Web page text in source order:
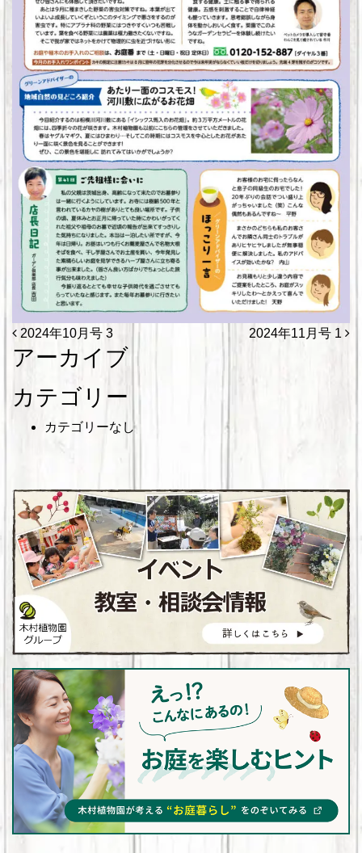
投稿ナビゲーション
2024年10月号 3 2024年11月号 1
アーカイブ
カテゴリー
カテゴリーなし